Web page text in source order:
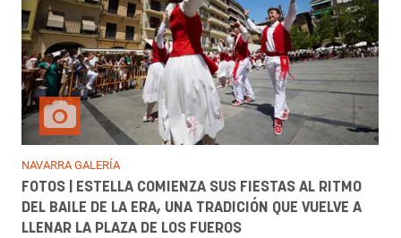
NAVARRA GALERÍA
FOTOS | ESTELLA COMIENZA SUS FIESTAS AL RITMO
DEL BAILE DE LA ERA, UNA TRADICIÓN QUE VUELVE A
LLENAR LA PLAZA DE LOS FUEROS